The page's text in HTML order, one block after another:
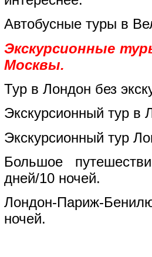
Автобусные туры в
Экскурсионные
Москвы.
Тур в Лондон без
Экскурсионный тур в
Экскурсионный тур
Большое
дней/10 ночей.
Лондон-Париж-
ночей.